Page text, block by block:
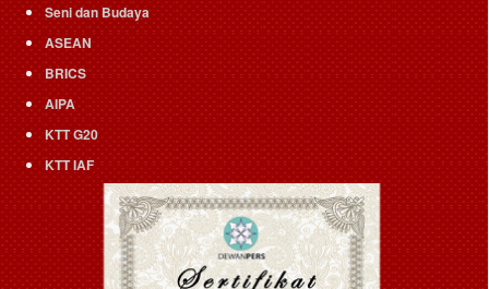
Seni dan Budaya
ASEAN
BRICS
AIPA
KTT G20
KTT IAF